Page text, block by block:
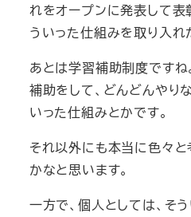
れをオープンに発表して表
ういった仕組みを取り入れ
あとは学習補助制度です
補助をして、どんどんやり
いった仕組みとかです。
それ以外にも本当に色々
かなと思います。
一方で、個人としては、そ